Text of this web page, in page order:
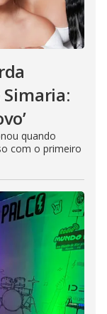
quando
com o primeiro